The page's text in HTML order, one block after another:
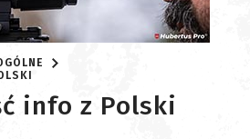
info z Polski